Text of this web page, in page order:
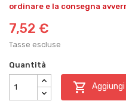
ordinare e la consegna
7,52 €
Tasse escluse
Quantità
